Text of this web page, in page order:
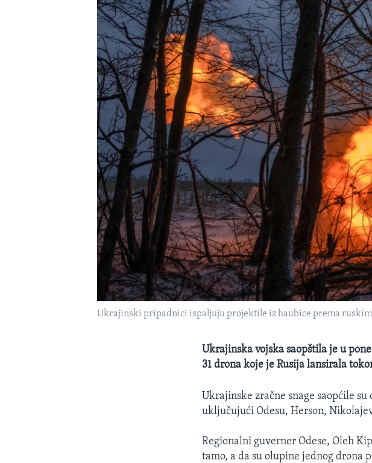
Ukrajinski pripadnici ispaljuju projektile iz haubice prema
Ukrajinska vojska saopštila je u
31 drona koje je Rusija lansirala
Ukrajinske zračne snage saopćile
uključujući Odesu, Herson,
Regionalni guverner Odese, Oleh
tamo, a da su olupine jednog drona